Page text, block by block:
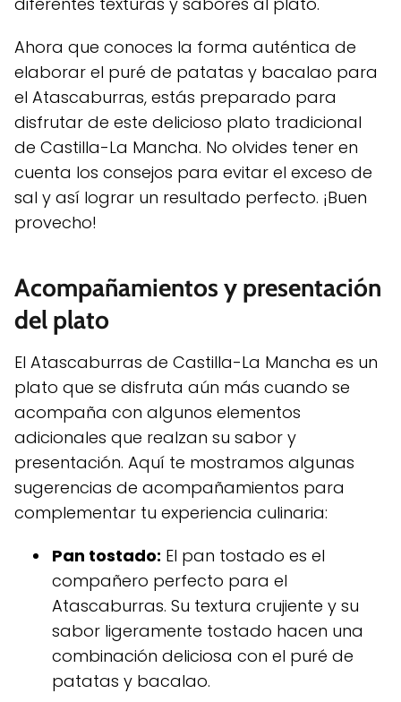
Ahora que conoces la forma auténtica de
elaborar el puré de patatas y bacalao para
el Atascaburras, estás preparado para
disfrutar de este delicioso plato tradicional
de Castilla-La Mancha. No olvides tener en
cuenta los consejos para evitar el exceso de
sal y así lograr un resultado perfecto. ¡Buen
provecho!
Acompañamientos y presentación
del plato
El Atascaburras de Castilla-La Mancha es un
plato que se disfruta aún más cuando se
acompaña con algunos elementos
adicionales que realzan su sabor y
presentación. Aquí te mostramos algunas
sugerencias de acompañamientos para
complementar tu experiencia culinaria:
Pan tostado: El pan tostado es el
compañero perfecto para el
Atascaburras. Su textura crujiente y su
sabor ligeramente tostado hacen una
combinación deliciosa con el puré de
patatas y bacalao.